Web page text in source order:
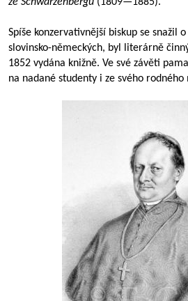
Spíše konzervativnější biskup se snažil
slovinsko-německých, byl literárně
1852 vydána knižně. Ve své závěti
na nadané studenty i ze svého rodného